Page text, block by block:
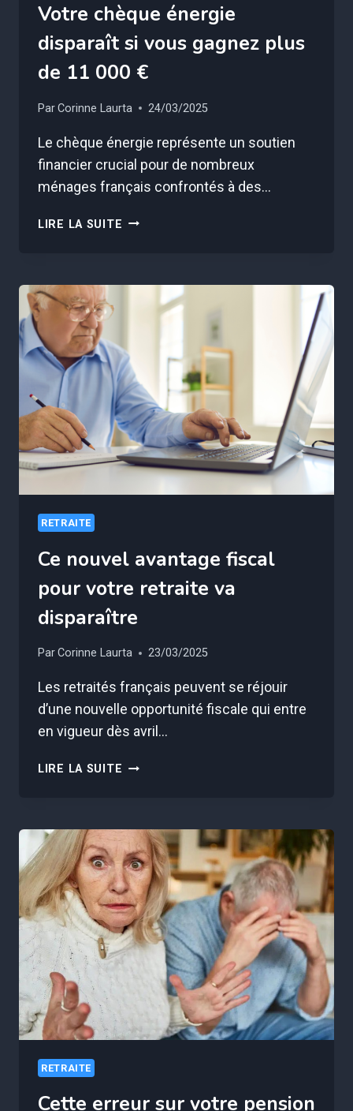
Votre chèque énergie
disparaît si vous gagnez plus
de 11 000 €
ParCorinne Laurta 24/03/2025
Le chèque énergie représente un soutien
financier crucial pour de nombreux
ménages français confrontés à des…
LIRE LA SUITE VOTRE
PLUS
DE
11
000
€
RETRAITE
Ce nouvel avantage fiscal
pour votre retraite va
disparaître
ParCorinne Laurta 23/03/2025
Les retraités français peuvent se réjouir
d’une nouvelle opportunité fiscale qui entre
en vigueur dès avril…
LIRE LA SUITE CE
POUR
VOTRE
RETRAITE
VA
DISPARAÎTRE
RETRAITE
Cette erreur sur votre pension